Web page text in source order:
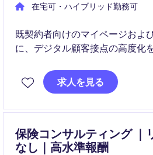
在宅可・ハイブリッド勤務可
既契約者向けのマイページおよ
に、デジタル顧客接点の高度化
UI/UX改善やデータ分析を通じ
求人を見る
保険コンサルティング ｜
なし｜高水準報酬